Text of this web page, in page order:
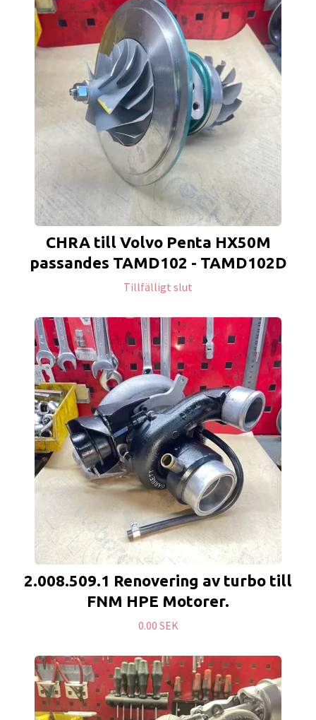
CHRA till Volvo Penta HX50M
passandes TAMD102 - TAMD102D
Tillfälligt slut
2.008.509.1 Renovering av turbo till
FNM HPE Motorer.
0.00 SEK